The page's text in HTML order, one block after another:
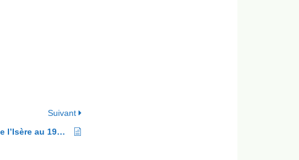
Suivant
CLÉMENT Étienne (député de l’Isère au 19ème s.)